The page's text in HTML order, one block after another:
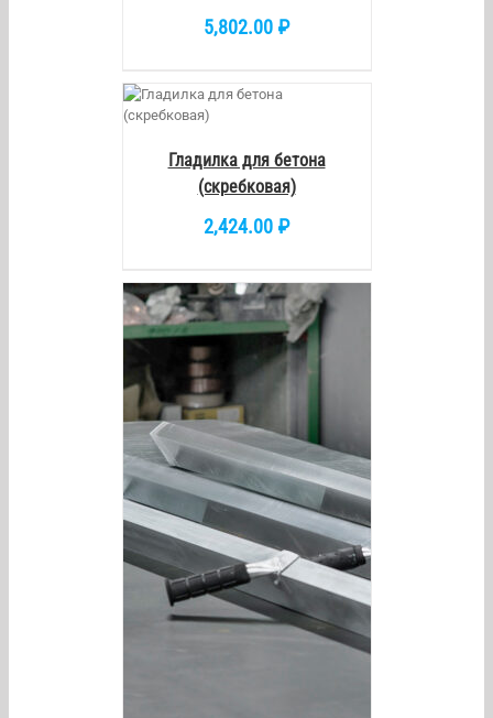
5,802.00 ₽
Гладилка для бетона
(скребковая)
2,424.00 ₽